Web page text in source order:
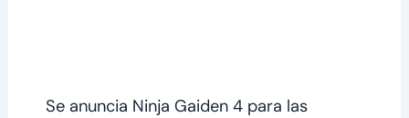
Se anuncia Ninja Gaiden 4 para las